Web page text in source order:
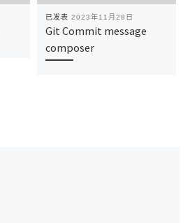
已发表 2023年11月28日
Git Commit message
composer